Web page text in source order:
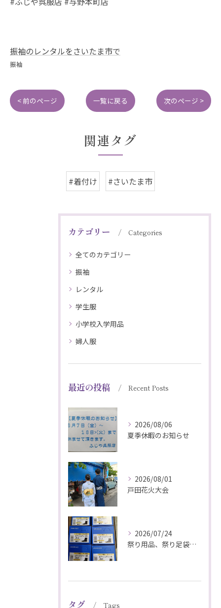
振袖のレンタルをさいたま市で
振袖
< 前のページ 一覧に戻る 次のページ >
関連タグ
#着付け #さいたま市
カテゴリー Categories
全てのカテゴリー
振袖
レンタル
学生服
小学校入学用品
婦人服
最近の投稿 Recent Posts
2026/08/06
夏季休暇のお知らせ
2026/08/01
戸田花火大会
2026/07/24
祭り用品、祭り足袋特価販売中
タグ Tags